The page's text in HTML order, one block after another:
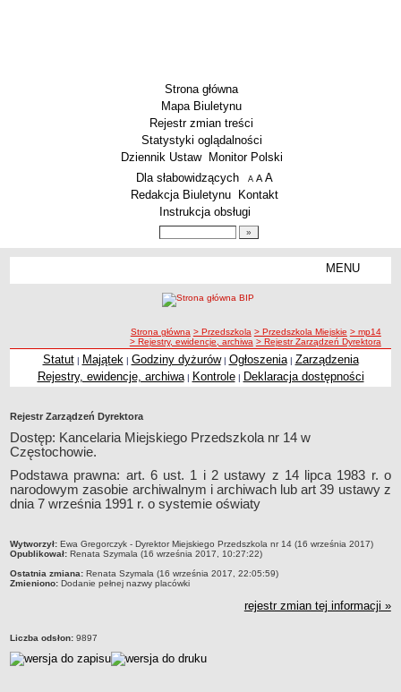
Strona główna
Mapa Biuletynu
Rejestr zmian treści
Statystyki oglądalności
Dziennik Ustaw
Monitor Polski
Menu dodatkowe
Dla słabowidzących A pomniejsz czcionkę
A standardowy rozmiar czcionki
A
Redakcja Biuletynu
Kontakt
Instrukcja obsługi
MENU
Zespoły Szkół
Techniczne Zakłady Naukowe
Przedszkola Miejskie
ARCHIWUM SZKÓŁ I PLACÓWEK
Zlikwidowane gimnazja
Przekształcone szkoły i placówki
Wielofunkcyjna Placówka
Specjalny Ośrodek nr 1
Specjalny Ośrodek nr 5
BURSA MIEJSKA
Statut
Majątek
ścieżka nawigacji
Strona główna > Przedszkola > Przedszkola Miejskie > mp14
> Rejestry, ewidencje, archiwa > Rejestr Zarządzeń Dyrektora
Statut| Majątek | Godziny dyżurów| Ogłoszenia| Zarządzenia
Rejestry, ewidencje, archiwa| Kontrole| Deklaracja dostępności
Rejestr Zarządzeń Dyrektora
Dostęp: Kancelaria Miejskiego Przedszkola nr 14 w
Częstochowie.
Podstawa prawna: art. 6 ust. 1 i 2 ustawy z 14 lipca 1983 r. o
narodowym zasobie archiwalnym i archiwach lub art 39 ustawy z
dnia 7 września 1991 r. o systemie oświaty
metryczka
Wytworzył: Ewa Gregorczyk - Dyrektor Miejskiego Przedszkola nr 14 (16 września 2017)
Opublikował: Renata Szymala (16 września 2017, 10:27:22)
Ostatnia zmiana: Renata Szymala (16 września 2017, 22:05:59)
Zmieniono: Dodanie pełnej nazwy placówki
rejestr zmian tej informacji »
Liczba odsłon: 9897